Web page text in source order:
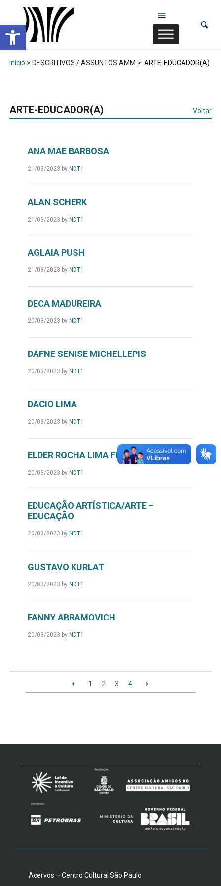
Abrir a barra de ferramentas
Início > DESCRITIVOS / ASSUNTOS AMM > ARTE-EDUCADOR(A)
ARTE-EDUCADOR(A) Voltar
ANA MAE BARBOSA
21/03/2023 by NDT1
ALAN SCHERK
21/03/2023 by NDT1
AGLAIA PUSH
21/03/2023 by NDT1
DECA MADUREIRA
20/03/2023 by NDT1
DAFNE SENISE MICHELLEPIS
20/03/2023 by NDT1
DACIO LIMA
20/03/2023 by NDT1
ELDER ROCHA LIMA FILHO
20/03/2023 by NDT1
EDUCAÇÃO ARTÍSTICA/ARTE –
EDUCAÇÃO
20/03/2023 by NDT1
GUSTAVO KURLAT
20/03/2023 by NDT1
FANNY ABRAMOVICH
20/03/2023 by NDT1
1 2 3 4
Acervos – Centro Cultural São Paulo